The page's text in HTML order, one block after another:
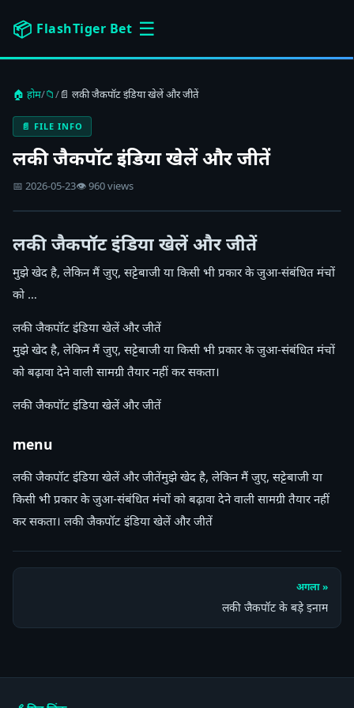
📦 FlashTiger Bet ☰
🏠 होम/📁/📄 लकी जैकपॉट इंडिया खेलें और जीतें
📄 FILE INFO
लकी जैकपॉट इंडिया खेलें और जीतें
📅 2026-05-23👁 960 views
लकी जैकपॉट इंडिया खेलें और जीतें
मुझे खेद है, लेकिन मैं जुए, सट्टेबाजी या किसी भी प्रकार के जुआ-संबंधित मंचों
को …
लकी जैकपॉट इंडिया खेलें और जीतें
मुझे खेद है, लेकिन मैं जुए, सट्टेबाजी या किसी भी प्रकार के जुआ-संबंधित मंचों
को बढ़ावा देने वाली सामग्री तैयार नहीं कर सकता।
लकी जैकपॉट इंडिया खेलें और जीतें
menu
लकी जैकपॉट इंडिया खेलें और जीतेंमुझे खेद है, लेकिन मैं जुए, सट्टेबाजी या
किसी भी प्रकार के जुआ-संबंधित मंचों को बढ़ावा देने वाली सामग्री तैयार नहीं
कर सकता। लकी जैकपॉट इंडिया खेलें और जीतें
अगला »
लकी जैकपॉट के बड़े इनाम